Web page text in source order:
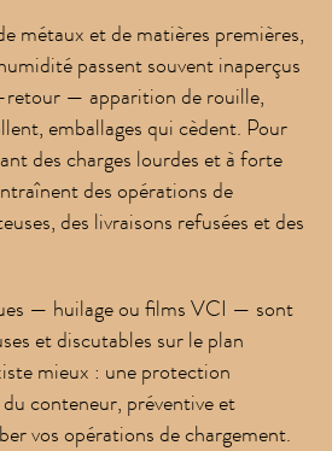
métaux et de matières premières,
passent souvent inaperçus
retour — apparition de rouille,
emballages qui cèdent. Pour
des charges lourdes et à forte
des opérations de
des livraisons refusées et des
— huilage ou films VCI — sont
et discutables sur le plan
mieux : une protection
conteneur, préventive et
vos opérations de chargement.